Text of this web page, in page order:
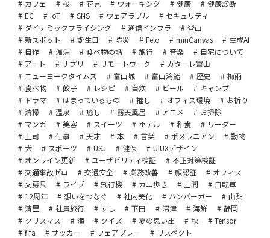
カフェ
桜 花見 ウォーキング 健康
健康診断
EC
IoT SNS ウェアラブル
セキュリティ
ダイナミックプライシング
通信インフラ
登山
新スポット
誕生日 防災 Felo miriCanvas
生成AI
自作
温活 食べ物の話 旅行 音楽
自宅について
アート
サプリ リモートワーク
カターレ富山
ニューヨークタイムズ
富山城 富山湾鮨 歴史
梅雨
食べ物
餃子 レシピ 自炊 ビール
キャンプ
ドラマ
はまっているもの 推し オフィス環境
お祈り
清掃
温泉 癒し 露天風呂 アニメ
お掃除
マンガ
美容 スイーツ ホテル 和食
リーダー
上司
仕事 天才 本 言葉 ポメラニアン
動物
犬
スポーツ USJ 健保
UIUXデザイン
オンライン更新
ユーザビリティ検証
不正対策検証
交通事故ゼロ
交通安全 業務改善 顔認証
オフィス
文房具
ライブ 飛行機 カニ歩き 土間
自転車
12周年
想いをつなぐ 社内美化 ハンバーガー
山梨
清里
社員旅行 すし 下田 沼津 海鮮
静岡
クリスマス
海 クイズ 夏の思い出 秋
Tensor
fifa
サッカー フェアプレー
リスペクト